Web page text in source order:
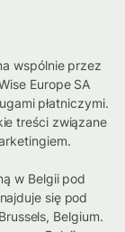
wspólnie przez
Europe SA
płatniczymi.
treści związane
w Belgii pod
się pod
Belgium.